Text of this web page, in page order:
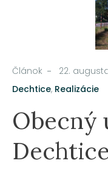
Článok 22.
Dechtice, Realizácie
Obecný
Dechtice